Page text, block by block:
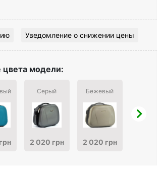
Уведомление о снижении цены
цвета модели:
Серый
2 020 грн
Бежевый
2 020 грн